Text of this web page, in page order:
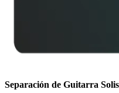
Separación de Guitarra